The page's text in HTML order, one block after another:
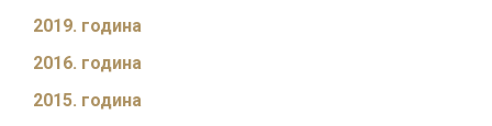
2019. година
2016. година
2015. година